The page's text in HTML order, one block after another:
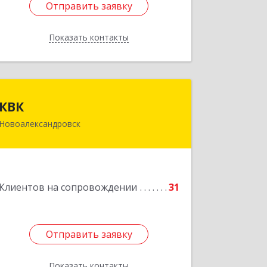
Отправить заявку
Показать контакты
Отправить заявку
Назад
КВК
Новоалександровск
Клиентов на сопровождении 31
Отправить заявку
356000, Ставропольский край,
Подробнее
Отправить заявку